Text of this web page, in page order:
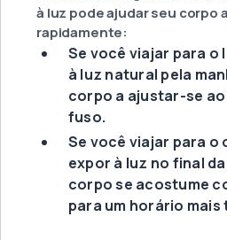
à luz pode ajudar seu corpo
rapidamente:
Se você viajar para o
à luz natural pela
corpo a ajustar-se
fuso.
Se você viajar para o
expor à luz no final
corpo se acostume
para um horário mais